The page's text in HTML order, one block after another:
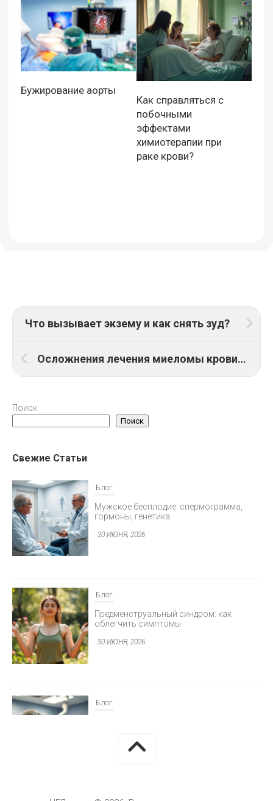
Бужирование аорты
Как справляться с
побочными
эффектами
химиотерапии при
раке крови?
Что вызывает экзему и как снять зуд?
Осложнения лечения миеломы крови: как их избежать?
Поиск
Поиск
Свежие Статьи
Блог
Мужское бесплодие: спермограмма,
гормоны, генетика
30 ИЮНЯ, 2026
Блог
Предменструальный синдром: как
облегчить симптомы
30 ИЮНЯ, 2026
Блог
30 ИЮНЯ, 2026